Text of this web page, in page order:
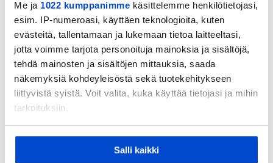
Me ja 1022 kumppanimme käsittelemme henkilötietojasi,
esim. IP-numeroasi, käyttäen teknologioita, kuten
evästeitä, tallentamaan ja lukemaan tietoa laitteeltasi,
jotta voimme tarjota personoituja mainoksia ja sisältöjä,
tehdä mainosten ja sisältöjen mittauksia, saada
näkemyksiä kohdeyleisöstä sekä tuotekehitykseen
liittyvistä syistä. Voit valita, kuka käyttää tietojasi ja mihin
tarkoituksiin.
Jos sallit, haluamme myös tehdä seuraavia:
Kerätä tietoja maantieteellisestä sijainnistasi,
Salli kaikki
Aleksi Tossavaiselta kirja
psyykkisestä valmennuksesta
08.01.2021